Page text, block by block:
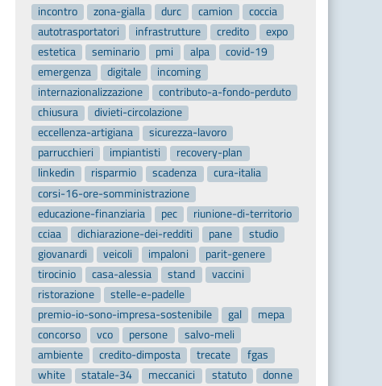
incontro
zona-gialla durc camion
coccia
autotrasportatori
infrastrutture credito
expo
estetica
seminario pmi alpa
covid-19
emergenza
digitale
incoming
internazionalizzazione
contributo-a-fondo-perduto
chiusura
divieti-circolazione
eccellenza-artigiana
sicurezza-lavoro
parrucchieri
impiantisti
recovery-plan
linkedin
risparmio scadenza
cura-italia
corsi-16-ore-somministrazione
educazione-finanziaria
pec
riunione-di-territorio
cciaa
dichiarazione-dei-redditi pane
studio
giovanardi
veicoli impaloni
parit-genere
tirocinio
casa-alessia stand
vaccini
ristorazione
stelle-e-padelle
premio-io-sono-impresa-sostenibile
gal
mepa
concorso
vco persone
salvo-meli
ambiente
credito-dimposta trecate
fgas
white
statale-34 meccanici statuto
donne